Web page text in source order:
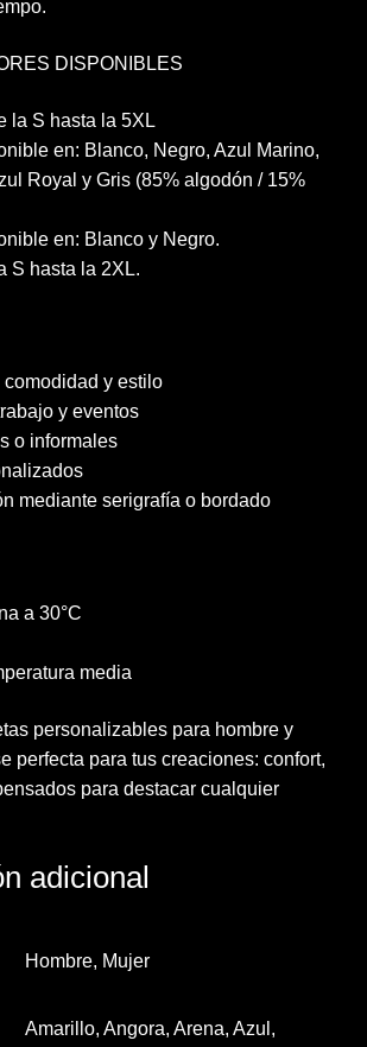
DISPONIBLES
la S hasta la 5XL
en: Blanco, Negro, Azul Marino,
Royal y Gris (85% algodón / 15%
en: Blanco y Negro.
S hasta la 2XL.
y estilo
y eventos
o informales
mediante serigrafía o bordado
a 30°C
media
personalizables para hombre y
perfecta para tus creaciones: confort,
para destacar cualquier
adicional
Hombre, Mujer
Amarillo, Angora, Arena, Azul,